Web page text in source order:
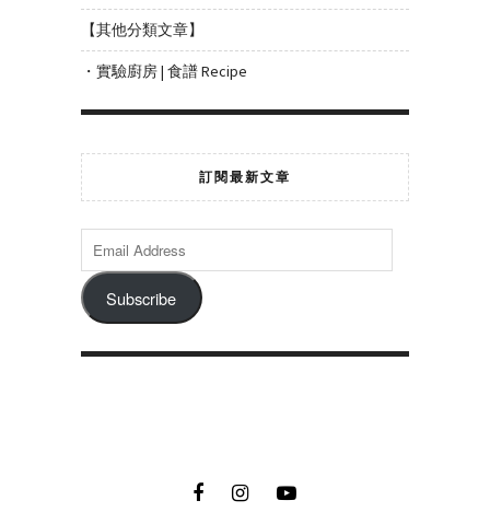
【其他分類文章】
・實驗廚房 | 食譜 Recipe
訂閱最新文章
Subscribe